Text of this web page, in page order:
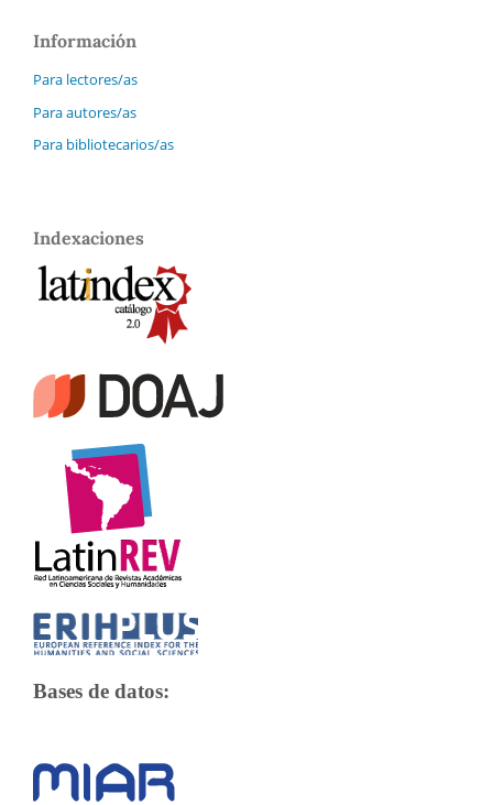
Información
Para lectores/as
Para autores/as
Para bibliotecarios/as
Indexaciones
Bases de datos: